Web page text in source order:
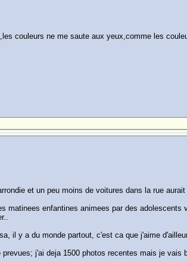
couleurs ne me saute aux yeux,comme les
et un peu moins de voitures dans la rue
enfantines animees par des adolescents
il y a du monde partout, c'est ca que j'aime
j'ai deja 1500 photos recentes mais je vais